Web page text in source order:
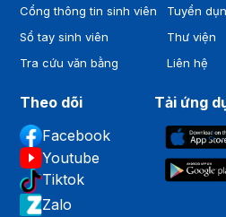
Cổng thông tin sinh viên
Sổ tay sinh viên
Tra cứu văn bằng
Tuyển
Thư viện
Liên hệ
Theo dõi
Facebook
Youtube
Tiktok
Zalo
Tải ứng